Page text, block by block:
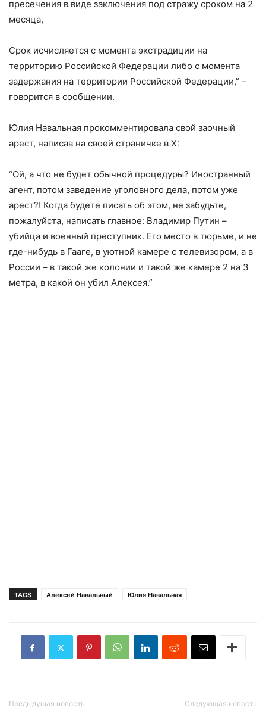
пресечения в виде заключения под стражу сроком на 2
месяца,
Срок исчисляется с момента экстрадиции на
территорию Российской Федерации либо с момента
задержания на территории Российской Федерации,” –
говорится в сообщении.
Юлия Навальная прокомментировала свой заочный
арест, написав на своей страничке в X:
“Ой, а что не будет обычной процедуры? Иностранный
агент, потом заведение уголовного дела, потом уже
арест?! Когда будете писать об этом, не забудьте,
пожалуйста, написать главное: Владимир Путин –
убийца и военный преступник. Его место в тюрьме, и не
где-нибудь в Гааге, в уютной камере с телевизором, а в
России – в такой же колонии и такой же камере 2 на 3
метра, в какой он убил Алексея.”
TAGS Алексей Навальный Юлия Навальная
Предыдущая новость Следующая новость